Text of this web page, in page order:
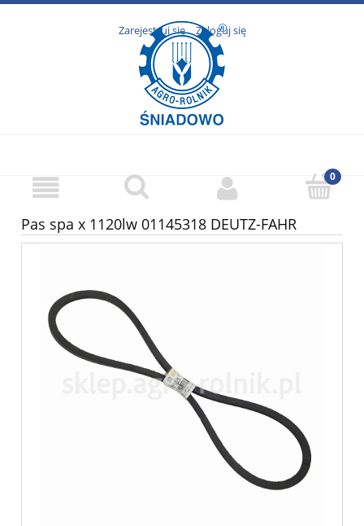
Zarejestruj się Zaloguj się
Pas spa x 1120lw 01145318 DEUTZ-FAHR